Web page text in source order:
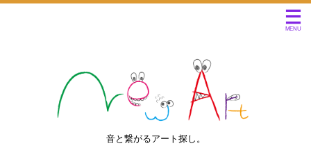
音と繋がるアート探し。